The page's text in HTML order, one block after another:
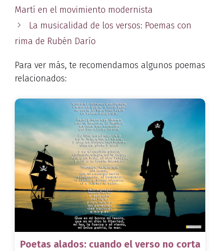
Martí en el movimiento modernista
La musicalidad de los versos: Poemas con
rima de Rubén Darío
Para ver más, te recomendamos algunos poemas
relacionados:
Poetas alados: cuando el verso no corta